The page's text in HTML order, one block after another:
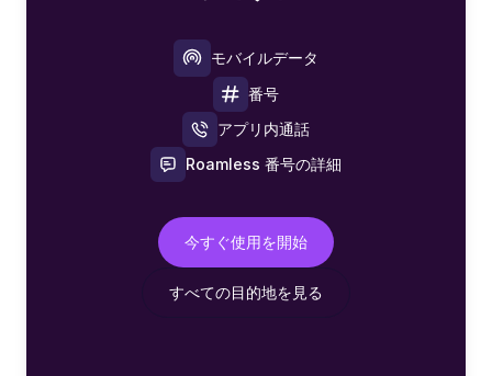
モバイルデータ
番号
アプリ内通話
Roamless 番号の詳細
今すぐ使用を開始
すべての目的地を見る